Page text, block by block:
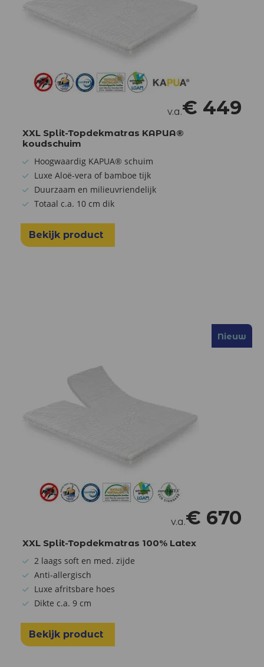
v.a.€ 449
XXL Split-Topdekmatras KAPUA®
koudschuim
Hoogwaardig KAPUA® schuim
Luxe Aloë-vera of bamboe tijk
Duurzaam en milieuvriendelijk
Totaal c.a. 10 cm dik
Bekijk product
Nieuw
v.a.€ 670
XXL Split-Topdekmatras 100% Latex
2 laags soft en med. zijde
Anti-allergisch
Luxe afritsbare hoes
Dikte c.a. 9 cm
Bekijk product